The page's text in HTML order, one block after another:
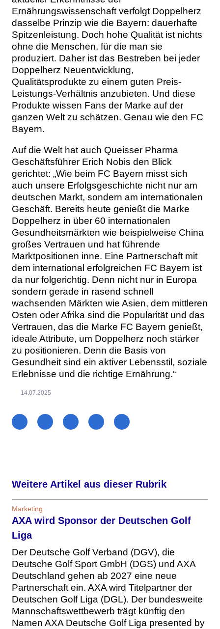
Ernährungswissenschaft verfolgt Doppelherz
dasselbe Prinzip wie die Bayern: dauerhafte
Spitzenleistung. Doch hohe Qualität ist nichts
ohne die Menschen, für die man sie
produziert. Daher ist das Bestreben bei jeder
Doppelherz Neuentwicklung,
Qualitätsprodukte zu einem guten Preis-
Leistungs-Verhältnis anzubieten. Und diese
Produkte wissen Fans der Marke auf der
ganzen Welt zu schätzen. Genau wie den FC
Bayern.
Auf die Welt hat auch Queisser Pharma
Geschäftsführer Erich Nobis den Blick
gerichtet: „Wie beim FC Bayern misst sich
auch unsere Erfolgsgeschichte nicht nur am
deutschen Markt, sondern am internationalen
Geschäft. Bereits heute genießt die Marke
Doppelherz in über 60 internationalen
Gesundheitsmärkten wie beispielweise China
großes Vertrauen und hat führende
Marktpositionen inne. Eine Partnerschaft mit
dem international erfolgreichen FC Bayern ist
da nur folgerichtig. Denn nicht nur in Europa
sondern gerade in rasend schnell
wachsenden Märkten wie Asien, dem mittleren
Osten oder Afrika sind die Popularität und das
Vertrauen, das die Marke FC Bayern genießt,
ideale Attribute, um Doppelherz noch stärker
zu positionieren. Denn die Basis von
Gesundheit sind ein aktiver Lebensstil, soziale
Erlebnisse und die richtige Ernährung.“
14.07.2025
Weitere Artikel aus dieser Rubrik
Marketing
AXA wird Sponsor der Deutschen Golf
Liga
Der Deutsche Golf Verband (DGV), die
Deutsche Golf Sport GmbH (DGS) und AXA
Deutschland gehen ab 2027 eine neue
Partnerschaft ein. AXA wird Titelpartner der
Deutschen Golf Liga (DGL). Der bundesweite
Mannschaftswettbewerb trägt künftig den
Namen AXA Deutsche Golf Liga presented by